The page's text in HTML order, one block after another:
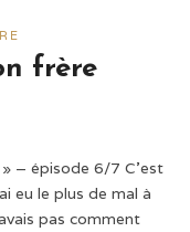
frère
– épisode 6/7 C'est
eu le plus de mal à
pas comment